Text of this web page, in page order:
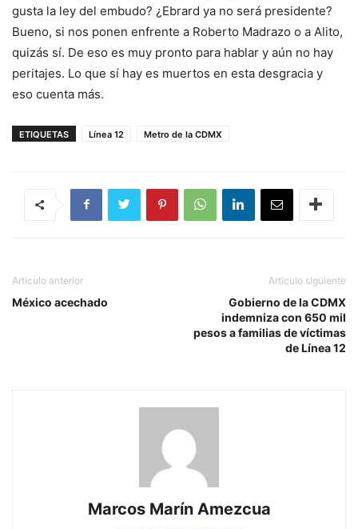
gusta la ley del embudo? ¿Ebrard ya no será presidente?
Bueno, si nos ponen enfrente a Roberto Madrazo o a Alito,
quizás sí. De eso es muy pronto para hablar y aún no hay
peritajes. Lo que sí hay es muertos en esta desgracia y
eso cuenta más.
ETIQUETAS Línea 12 Metro de la CDMX
Artículo anterior
México acechado
Artículo siguiente
Gobierno de la CDMX
indemniza con 650 mil
pesos a familias de víctimas
de Línea 12
Marcos Marín Amezcua